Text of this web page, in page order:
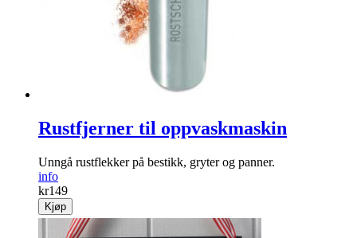
Rustfjerner til oppvaskmaskin
Unngå rustflekker på bestikk, gryter og panner.
info
kr149
Kjøp